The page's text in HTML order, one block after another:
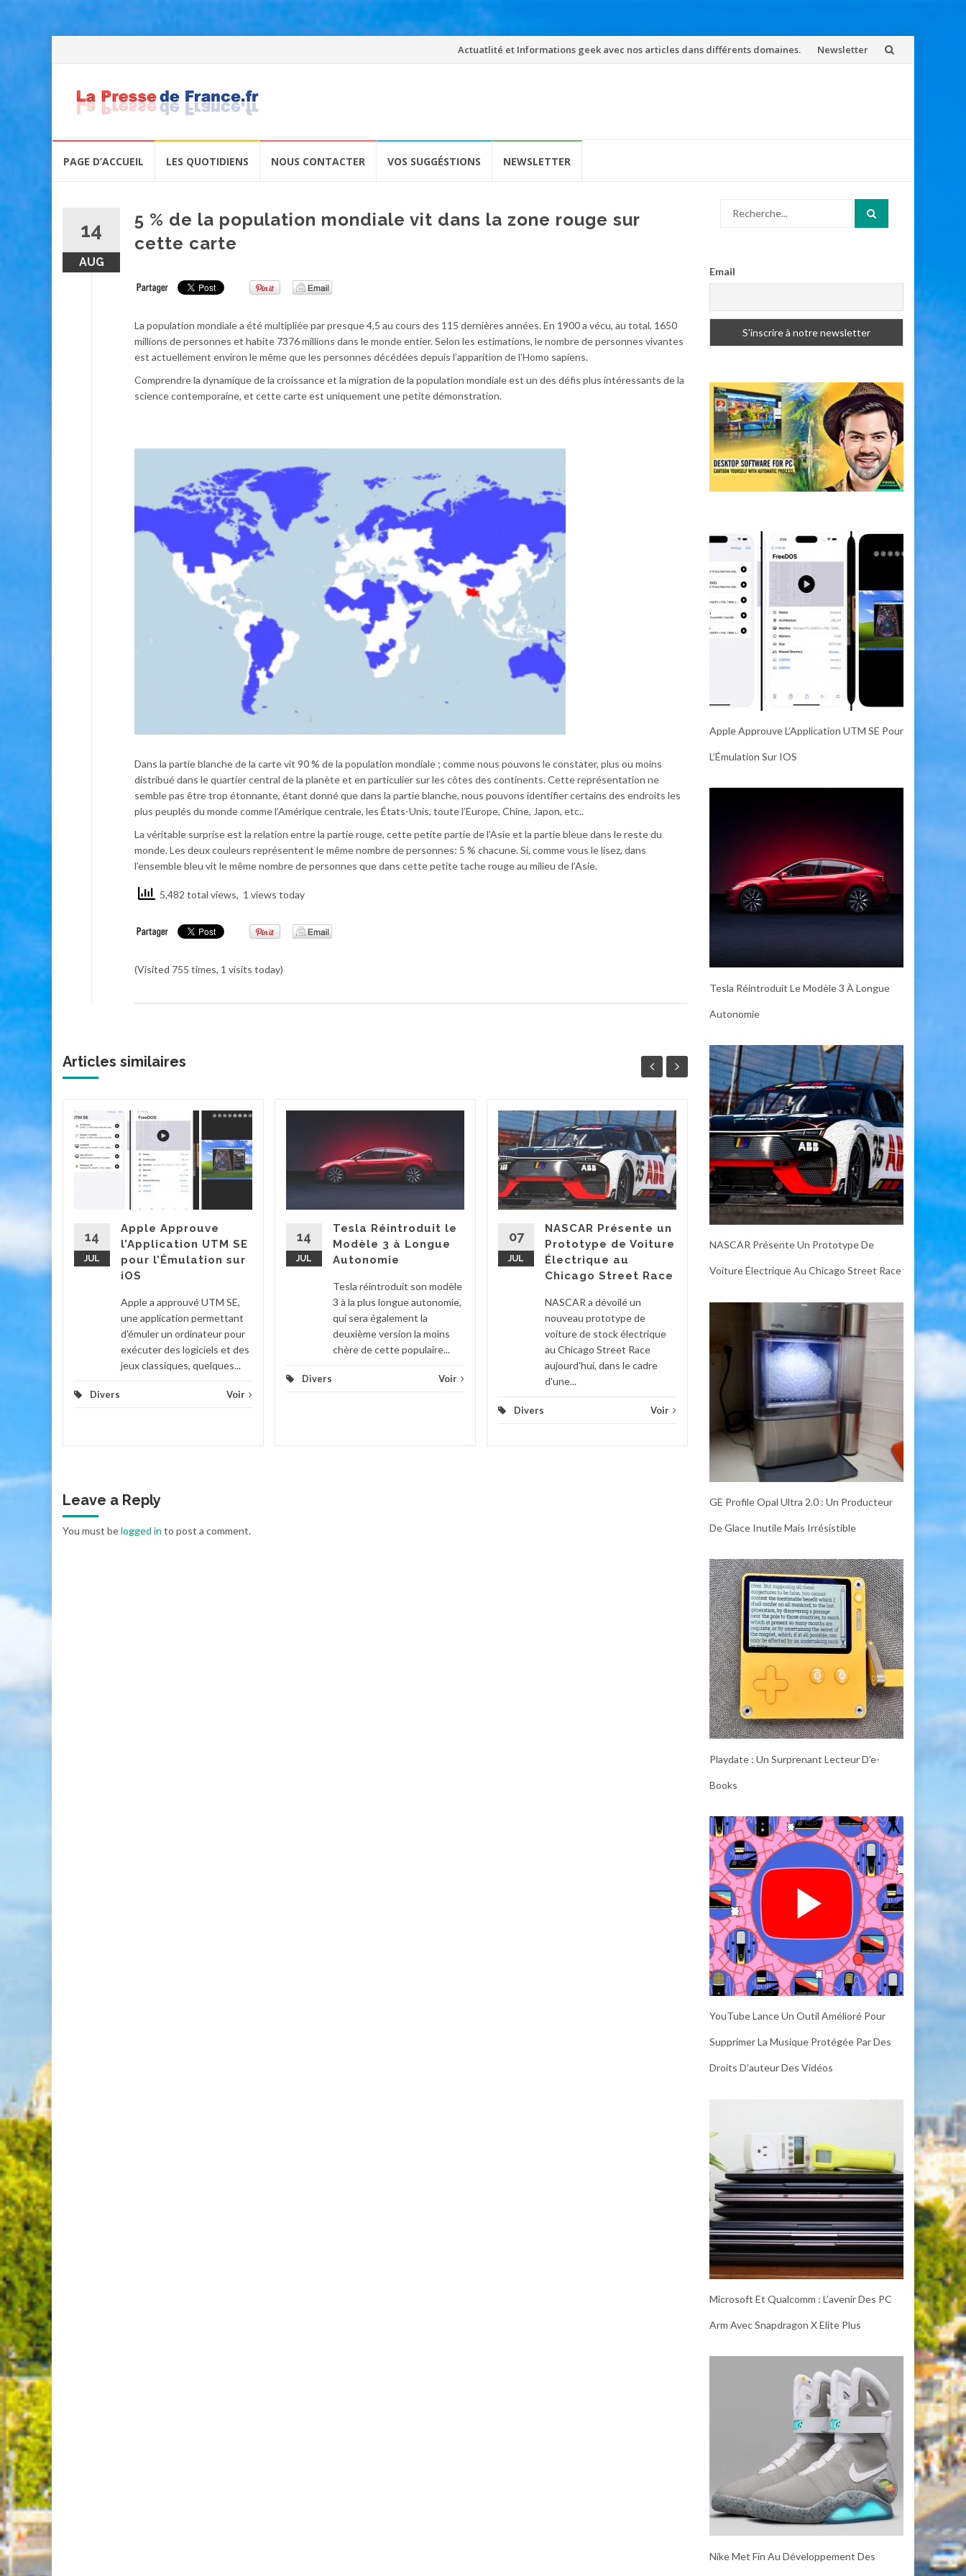
Skip
Actuatlité et Informations geek avec nos articles dans différents domaines. Newsletter
PAGE D’ACCUEIL LES QUOTIDIENS NOUS CONTACTER VOS SUGGÉSTIONS NEWSLETTER
14
AUG
5 % de la population mondiale vit dans la zone rouge sur
cette carte
La population mondiale a été multipliée par presque 4,5 au cours des 115 dernières années. En 1900 a vécu, au total, 1650
millions de personnes et habite 7376 millions dans le monde entier. Selon les estimations, le nombre de personnes vivantes
est actuellement environ le même que les personnes décédées depuis l’apparition de l’Homo sapiens.
Comprendre la dynamique de la croissance et la migration de la population mondiale est un des défis plus intéressants de la
science contemporaine, et cette carte est uniquement une petite démonstration.
Dans la partie blanche de la carte vit 90 % de la population mondiale ; comme nous pouvons le constater, plus ou moins
distribué dans le quartier central de la planète et en particulier sur les côtes des continents. Cette représentation ne
semble pas être trop étonnante, étant donné que dans la partie blanche, nous pouvons identifier certains des endroits les
plus peuplés du monde comme l’Amérique centrale, les États-Unis, toute l’Europe, Chine, Japon, etc..
La véritable surprise est la relation entre la partie rouge, cette petite partie de l’Asie et la partie bleue dans le reste du
monde. Les deux couleurs représentent le même nombre de personnes: 5 % chacune. Si, comme vous le lisez, dans
l’ensemble bleu vit le même nombre de personnes que dans cette petite tache rouge au milieu de l’Asie.
5,482 total views, 1 views today
(Visited 755 times, 1 visits today)
Articles similaires
14
JUL
Apple Approuve
l’Application UTM SE
pour l’Émulation sur
iOS
Apple a approuvé UTM SE,
une application permettant
d'émuler un ordinateur pour
exécuter des logiciels et des
jeux classiques, quelques...
Divers Voir
14
JUL
Tesla Réintroduit le
Modèle 3 à Longue
Autonomie
Tesla réintroduit son modèle
3 à la plus longue autonomie,
qui sera également la
deuxième version la moins
chère de cette populaire...
Divers Voir
07
JUL
NASCAR Présente un
Prototype de Voiture
Électrique au
Chicago Street Race
NASCAR a dévoilé un
nouveau prototype de
voiture de stock électrique
au Chicago Street Race
aujourd'hui, dans le cadre
d'une...
Divers Voir
07
JUL
GE Profile Opal Ultra
2.0 : Un Producteur
de Glace Inutile
mais Irrésistible
Certains gadgets pour la
maison intelligente peuvent
essentiels. Un thermostat
peut vous faire économiser
Voir
Leave a Reply
You must belogged in to post a comment.
Email
Apple Approuve L’Application UTM SE Pour
L’Émulation Sur IOS
Tesla Réintroduit Le Modèle 3 À Longue
Autonomie
NASCAR Présente Un Prototype De
Voiture Électrique Au Chicago Street Race
GE Profile Opal Ultra 2.0 : Un Producteur
De Glace Inutile Mais Irrésistible
Playdate : Un Surprenant Lecteur D’e-
Books
YouTube Lance Un Outil Amélioré Pour
Supprimer La Musique Protégée Par Des
Droits D’auteur Des Vidéos
Microsoft Et Qualcomm : L’avenir Des PC
Arm Avec Snapdragon X Elite Plus
Nike Met Fin Au Développement Des